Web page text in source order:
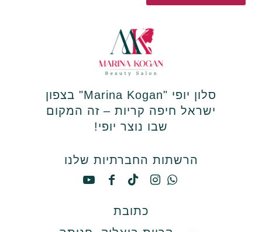
סלון יופי "Marina Kogan" בצפון
ישראל חיפה קריות – זה המקום
שבו נוצר יופי!
הרשתות החברתיות שלנו
כתובת